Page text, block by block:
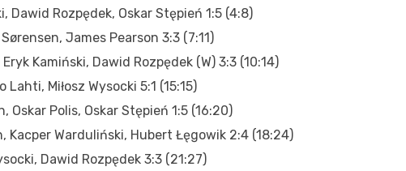
Dawid Rozpędek, Oskar Stępień 1:5 (4:8)
James Pearson 3:3 (7:11)
Kamiński, Dawid Rozpędek (W) 3:3 (10:14)
Miłosz Wysocki 5:1 (15:15)
Oskar Polis, Oskar Stępień 1:5 (16:20)
Kacper Warduliński, Hubert Łęgowik 2:4 (18:24)
Dawid Rozpędek 3:3 (21:27)